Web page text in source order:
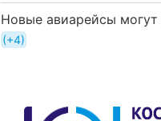
Новые авиарейсы могут
+4